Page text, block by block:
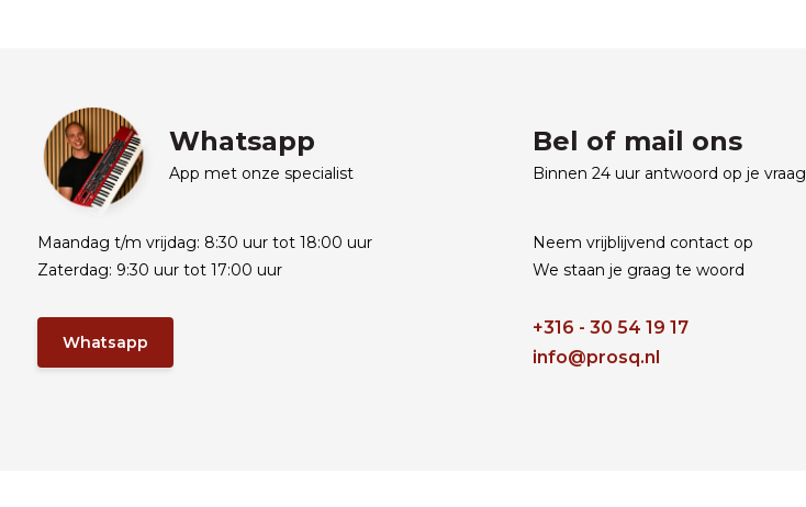
Whatsapp
App met onze specialist
Maandag t/m vrijdag: 8:30 uur tot 18:00 uur
Zaterdag: 9:30 uur tot 17:00 uur
Whatsapp
Bel of mail ons
Binnen 24 uur antwoord op je vraag
Neem vrijblijvend contact op
We staan je graag te woord
+316 - 30 54 19 17
info@prosq.nl